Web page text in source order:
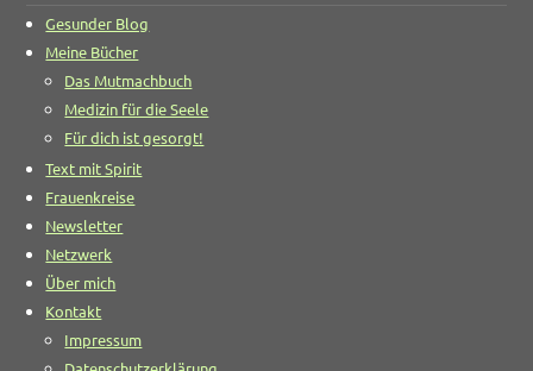
Gesunder Blog
Meine Bücher
Das Mutmachbuch
Medizin für die Seele
Für dich ist gesorgt!
Text mit Spirit
Frauenkreise
Newsletter
Netzwerk
Über mich
Kontakt
Impressum